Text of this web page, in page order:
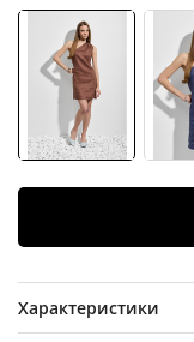
Характеристики